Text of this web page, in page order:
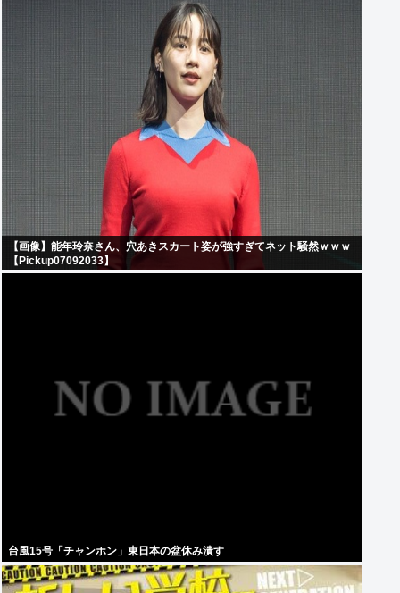
【画像】能年玲奈さん、穴あきスカート姿が強すぎてネット騒然ｗｗｗ
【Pickup07092033】
台風15号「チャンホン」東日本の盆休み潰す